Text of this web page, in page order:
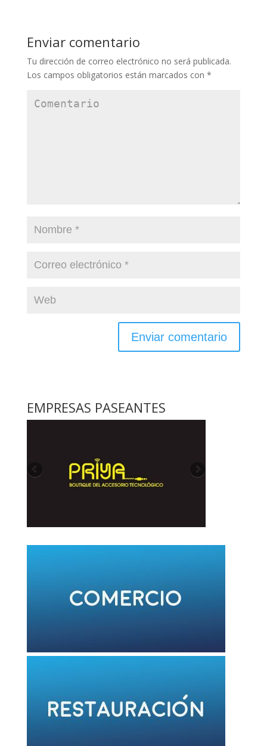
EMPRESAS PASEANTES
Enviar comentario
Tu dirección de correo electrónico no será publicada.
Los campos obligatorios están marcados con *